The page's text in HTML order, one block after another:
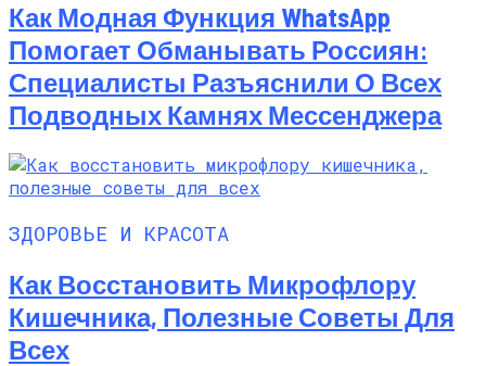
Как Модная Функция WhatsApp
Помогает Обманывать Россиян:
Специалисты Разъяснили О Всех
Подводных Камнях Мессенджера
ЗДОРОВЬЕ И КРАСОТА
Как Восстановить Микрофлору
Кишечника, Полезные Советы Для
Всех